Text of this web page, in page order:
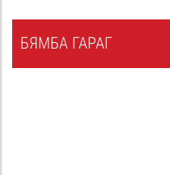
БЯМБА ГАРАГ